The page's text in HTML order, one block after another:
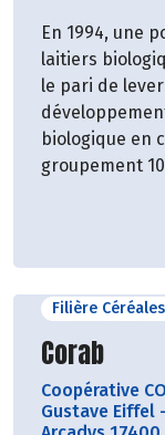
En 1994, une
laitiers
le pari de
biologique en
groupement
Filière
Découvrir
Corab
Coopérative
Gustave Eiffel